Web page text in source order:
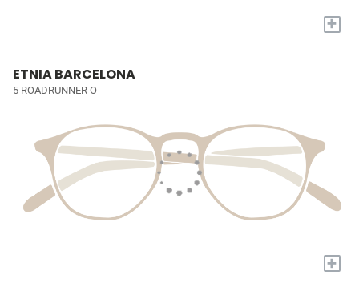
+
ETNIA BARCELONA
5 ROADRUNNER O
+